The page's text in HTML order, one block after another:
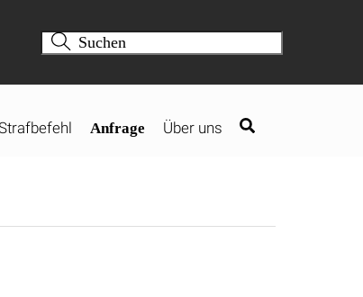
Anfrage Über uns